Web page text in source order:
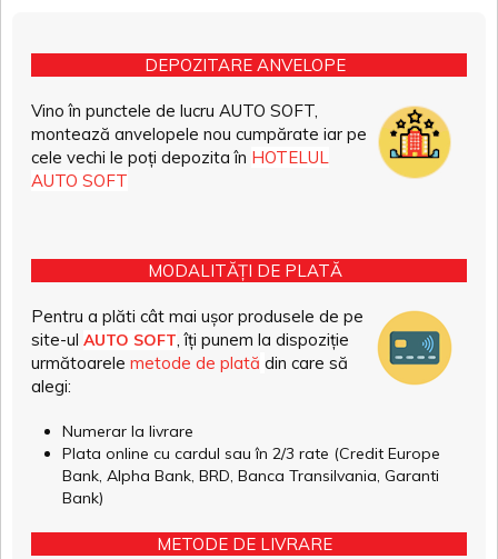
DEPOZITARE ANVELOPE
Vino în punctele de lucru AUTO SOFT,
montează anvelopele nou cumpărate iar pe
cele vechi le poți depozita în HOTELUL
AUTO SOFT
MODALITĂȚI DE PLATĂ
Pentru a plăti cât mai ușor produsele de pe
site-ul AUTO SOFT, îți punem la dispoziție
următoarele metode de plată din care să
alegi:
Numerar la livrare
Plata online cu cardul sau în 2/3 rate (Credit Europe
Bank, Alpha Bank, BRD, Banca Transilvania, Garanti
Bank)
METODE DE LIVRARE